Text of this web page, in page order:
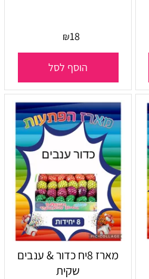
₪18
הוסף לסל
מארז 8יח כדור & ענבים
שקית